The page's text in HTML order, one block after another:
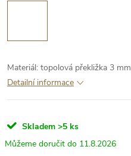
Materiál: topolová překližka 3 mm
Detailní informace
Skladem >5 ks
11.8.2026